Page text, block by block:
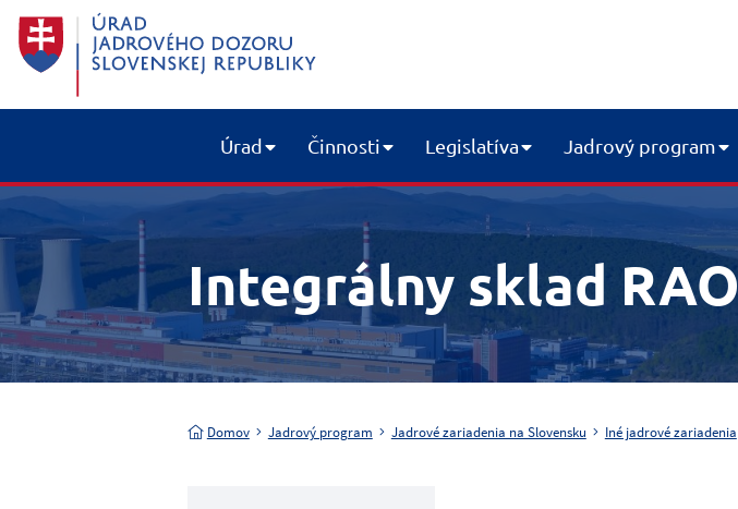
Úrad Činnosti Legislatíva Jadrový program
Integrálny sklad RAO
Domov Jadrový program Jadrové zariadenia na Slovensku Iné jadrové zariadenia